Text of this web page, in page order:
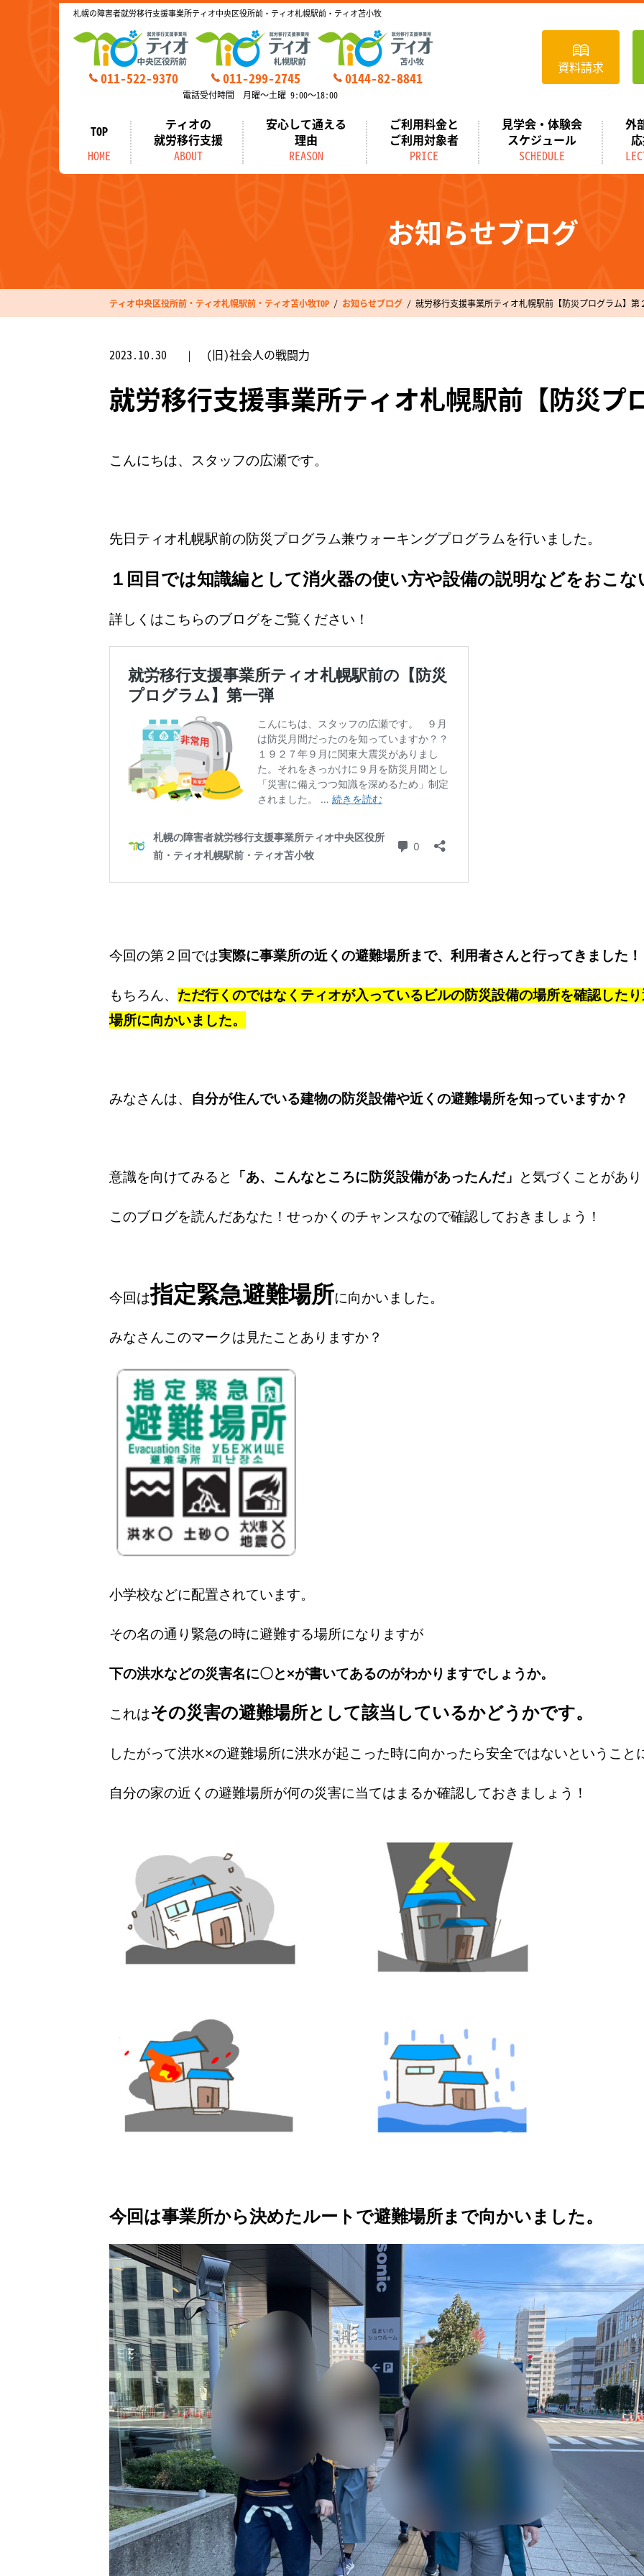
札幌の障害者就労移行支援事業所ティオ中央区役所前・ティオ札幌駅前・ティオ苫小牧
011-522-9370 011-299-2745 0144-82-8841
電話受付時間 月曜～土曜 9:00～18:00
資料請求
TOP
HOME
ティオの
就労移行支援
ABOUT
安心して通える
理由
REASON
ご利用料金と
ご利用対象者
PRICE
見学会・体験会
スケジュール
SCHEDULE
外
お知らせブログ
ティオ中央区役所前・ティオ札幌駅前・ティオ苫小牧TOP お知らせブログ 就労移行支援事業所ティオ札幌駅前【防災プログラム】第
2023.10.30 (旧)社会人の戦闘力
就労移行支援事業所ティオ札幌駅前【防災プ
こんにちは、スタッフの広瀬です。
先日ティオ札幌駅前の防災プログラム兼ウォーキングプログラムを行いました。
１回目では知識編として消火器の使い方や設備の説明などをおこな
詳しくはこちらのブログをご覧ください！
今回の第２回では実際に事業所の近くの避難場所まで、利用者さんと行ってきました！
もちろん、 ただ行くのではなくティオが入っているビルの防災設備の場所を確認した
場所に向かいました。
みなさんは、 自分が住んでいる建物の防災設備や近くの避難場所を知っていますか？
意識を向けてみると 「あ、こんなところに防災設備があったんだ」 と気づくことがあり
このブログを読んだあなた！せっかくのチャンスなので確認しておきましょう！
今回は指定緊急避難場所に向かいました。
みなさんこのマークは見たことありますか？
小学校などに配置されています。
その名の通り緊急の時に避難する場所になりますが
下の洪水などの災害名に〇と×が書いてあるのがわかりますでしょうか。
これはその災害の避難場所として該当しているかどうかです。
したがって洪水×の避難場所に洪水が起こった時に向かったら安全ではないということ
自分の家の近くの避難場所が何の災害に当てはまるか確認しておきましょう！
今回は事業所から決めたルートで避難場所まで向かいました。